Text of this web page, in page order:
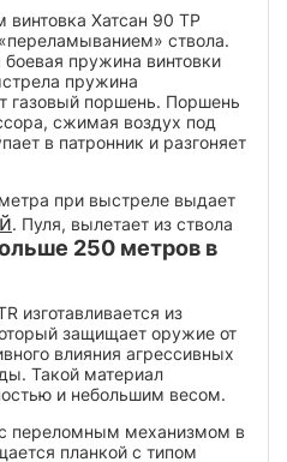
Хатсан 90 ТР
ствола.
пружина винтовки
пружина
газовый поршень. Поршень
сжимая воздух под
в патронник и разгоняет
при выстреле выдает
. Пуля, вылетает из ствола
250 метров в
изготавливается из
защищает оружие от
влияния агрессивных
Такой материал
и небольшим весом.
переломным механизмом в
планкой с типом